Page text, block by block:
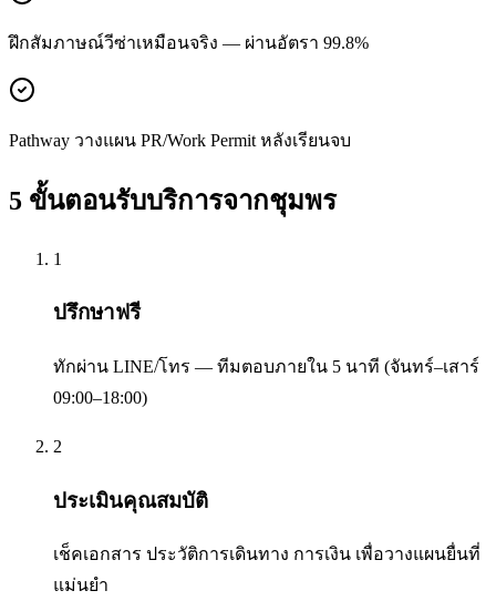
ฝึกสัมภาษณ์วีซ่าเหมือนจริง — ผ่านอัตรา 99.8%
Pathway วางแผน PR/Work Permit หลังเรียนจบ
5 ขั้นตอนรับบริการจากชุมพร
1
ปรึกษาฟรี
ทักผ่าน LINE/โทร — ทีมตอบภายใน 5 นาที (จันทร์–เสาร์
09:00–18:00)
2
ประเมินคุณสมบัติ
เช็คเอกสาร ประวัติการเดินทาง การเงิน เพื่อวางแผนยื่นที่
แม่นยำ